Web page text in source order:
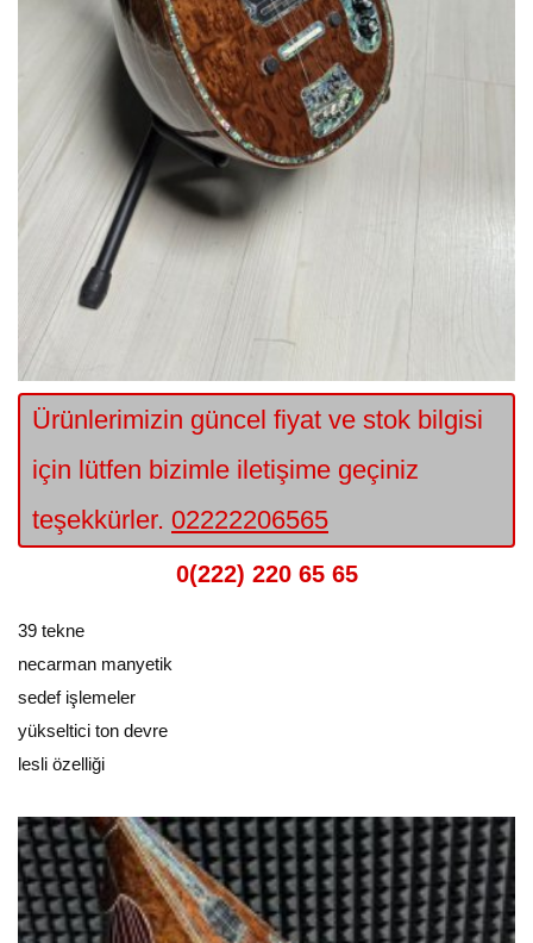
Ürünlerimizin güncel fiyat ve stok bilgisi
için lütfen bizimle iletişime geçiniz
teşekkürler. 02222206565
0(222) 220 65 65
39 tekne
necarman manyetik
sedef işlemeler
yükseltici ton devre
lesli özelliği